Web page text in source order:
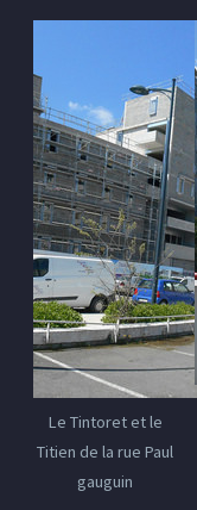
Le Tintoret et le
Titien de la rue Paul
gauguin